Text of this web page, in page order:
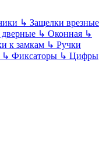
↳ Защелки врезные
↳ Оконная ↳
к замкам ↳ Ручки
↳ Фиксаторы ↳ Цифры